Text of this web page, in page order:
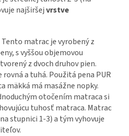
najširšejvrstve
Tento matrac je vyrobený z
s vyššou objemovou
z dvoch druhov pien.
a tuhá. Použitá pena PUR
mäkká má masážne nopky.
otočením matraca si
tuhosť matraca. Matrac
stupnici 1-3) a tým vyhovuje